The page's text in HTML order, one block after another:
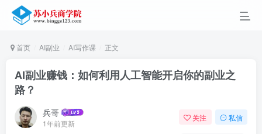
首页 AI副业 AI写作课 正文
AI副业赚钱：如何利用人工智能开启你的副业之
路？
兵哥
1年前更新
关注 私信